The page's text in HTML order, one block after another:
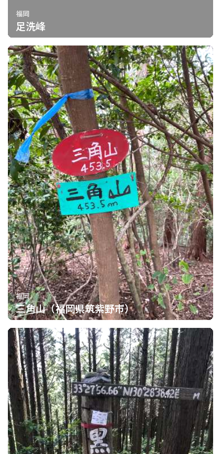
福岡
足洗峰
福岡
三角山（福岡県筑紫野市）